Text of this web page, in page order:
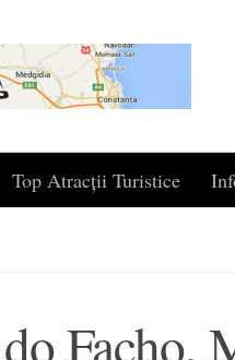
Top Atracții Turistice
Facho,